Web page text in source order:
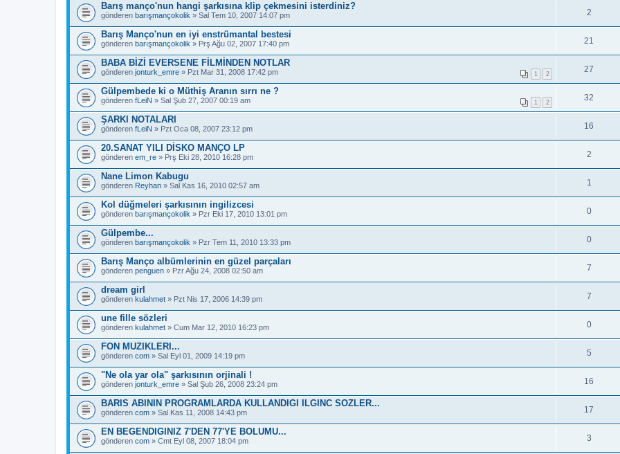
Barış manço'nun hangi şarkısına klip çekmesini isterdiniz?
gönderen barışmançokolik » Sal Tem 10, 2007 14:07 pm 2
Barış Manço'nun en iyi enstrümantal bestesi
gönderen barışmançokolik » Prş Ağu 02, 2007 17:40 pm 21
BABA BİZİ EVERSENE FİLMİNDEN NOTLAR
1 2
gönderen jonturk_emre » Pzt Mar 31, 2008 17:42 pm 27
Gülpembede ki o Müthiş Aranın sırrı ne ?
1 2
gönderen fLeiN » Sal Şub 27, 2007 00:19 am 32
ŞARKI NOTALARI
gönderen fLeiN » Pzt Oca 08, 2007 23:12 pm 16
20.SANAT YILI DİSKO MANÇO LP
gönderen em_re » Prş Eki 28, 2010 16:28 pm 2
Nane Limon Kabugu
gönderen Reyhan » Sal Kas 16, 2010 02:57 am 1
Kol düğmeleri şarkısının ingilizcesi
gönderen barışmançokolik » Pzr Eki 17, 2010 13:01 pm 0
Gülpembe...
gönderen barışmançokolik » Pzr Tem 11, 2010 13:33 pm 0
Barış Manço albümlerinin en güzel parçaları
gönderen penguen » Pzr Ağu 24, 2008 02:50 am 7
dream girl
gönderen kulahmet » Pzt Nis 17, 2006 14:39 pm 7
une fille sözleri
gönderen kulahmet » Cum Mar 12, 2010 16:23 pm 0
FON MUZIKLERI...
gönderen com » Sal Eyl 01, 2009 14:19 pm 5
"Ne ola yar ola" şarkısının orjinali !
gönderen jonturk_emre » Sal Şub 26, 2008 23:24 pm 16
BARIS ABININ PROGRAMLARDA KULLANDIGI ILGINC SOZLER...
gönderen com » Sal Kas 11, 2008 14:43 pm 17
EN BEGENDIGINIZ 7'DEN 77'YE BOLUMU...
gönderen com » Cmt Eyl 08, 2007 18:04 pm 3